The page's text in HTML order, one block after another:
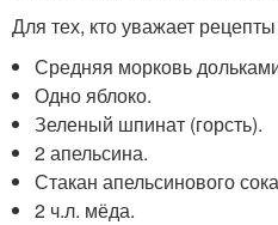
Для тех, кто уважает
Средняя морковь
Одно яблоко.
Зеленый шпинат (горсть).
2 апельсина.
Стакан апельсинового
2 ч.л. мёда.